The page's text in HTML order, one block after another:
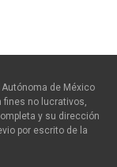
de México
fines no lucrativos,
y su dirección
por escrito de la